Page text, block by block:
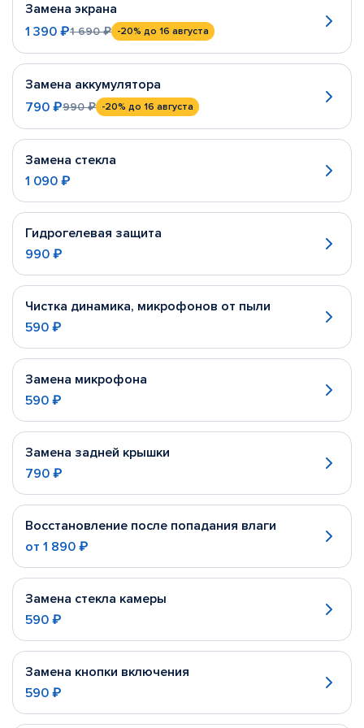
Замена экрана
1 390 ₽1 690 ₽ -20% до 16 августа
Замена аккумулятора
790 ₽990 ₽ -20% до 16 августа
Замена стекла
1 090 ₽
Гидрогелевая защита
990 ₽
Чистка динамика, микрофонов от пыли
590 ₽
Замена микрофона
590 ₽
Замена задней крышки
790 ₽
Восстановление после попадания влаги
от 1 890 ₽
Замена стекла камеры
590 ₽
Замена кнопки включения
590 ₽